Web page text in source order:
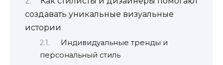
создавать уникальные визуальные
истории
Индивидуальные тренды и
персональный стиль